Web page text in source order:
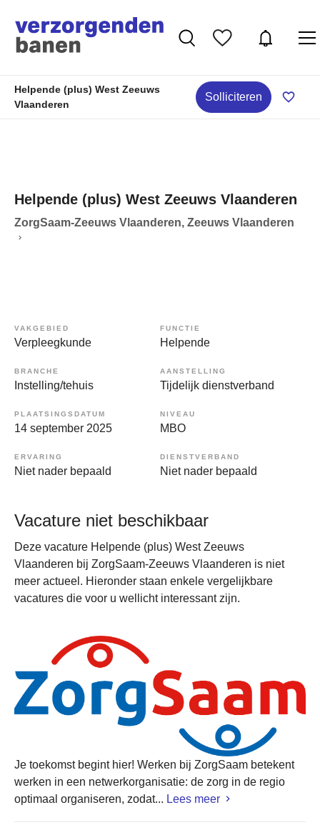
Helpende (plus) West Zeeuws
Vlaanderen
Solliciteren
Helpende (plus) West Zeeuws Vlaanderen
ZorgSaam-Zeeuws Vlaanderen, Zeeuws Vlaanderen
VAKGEBIED
Verpleegkunde
FUNCTIE
Helpende
BRANCHE
Instelling/tehuis
AANSTELLING
Tijdelijk dienstverband
PLAATSINGSDATUM
14 september 2025
NIVEAU
MBO
ERVARING
Niet nader bepaald
DIENSTVERBAND
Niet nader bepaald
Vacature niet beschikbaar
Deze vacature Helpende (plus) West Zeeuws
Vlaanderen bij ZorgSaam-Zeeuws Vlaanderen is niet
meer actueel. Hieronder staan enkele vergelijkbare
vacatures die voor u wellicht interessant zijn.
Je toekomst begint hier! Werken bij ZorgSaam betekent
werken in een netwerkorganisatie: de zorg in de regio
optimaal organiseren, zodat... Lees meer